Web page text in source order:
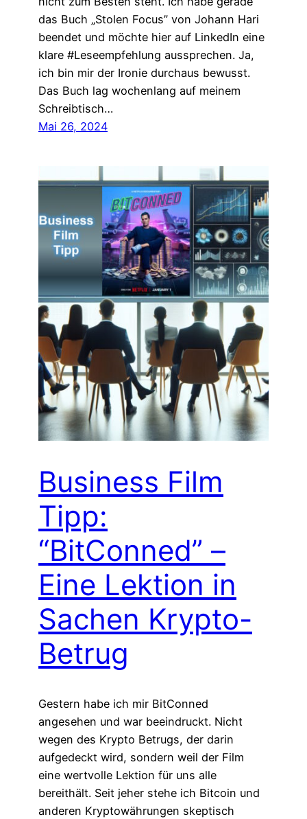
das Buch „Stolen Focus” von Johann Hari
beendet und möchte hier auf LinkedIn eine
klare #Leseempfehlung aussprechen. Ja,
ich bin mir der Ironie durchaus bewusst.
Das Buch lag wochenlang auf meinem
Schreibtisch…
Mai 26, 2024
Business Film
Tipp:
“BitConned” –
Eine Lektion in
Sachen Krypto-
Betrug
Gestern habe ich mir BitConned
angesehen und war beeindruckt. Nicht
wegen des Krypto Betrugs, der darin
aufgedeckt wird, sondern weil der Film
eine wertvolle Lektion für uns alle
bereithält. Seit jeher stehe ich Bitcoin und
anderen Kryptowährungen skeptisch